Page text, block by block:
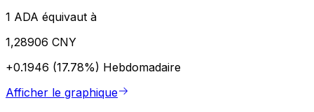
1 ADA équivaut à
1,28906 CNY
+0.1946 (17.78%) Hebdomadaire
Afficher le graphique